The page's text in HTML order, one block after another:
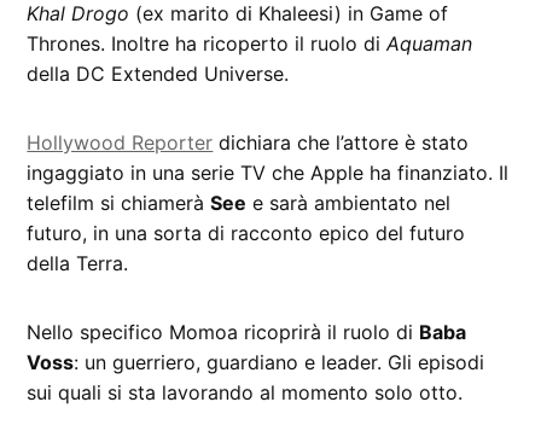
Khal Drogo (ex marito di Khaleesi) in Game of
Thrones. Inoltre ha ricoperto il ruolo diAquaman
della DC Extended Universe.
Hollywood Reporter dichiara che l’attore è stato
ingaggiato in una serie TV che Apple ha finanziato. Il
telefilm si chiameràSee e sarà ambientato nel
futuro, in una sorta di racconto epico del futuro
della Terra.
Nello specifico Momoa ricoprirà il ruolo di Baba
Voss: un guerriero, guardiano e leader. Gli episodi
sui quali si sta lavorando al momento solo otto.